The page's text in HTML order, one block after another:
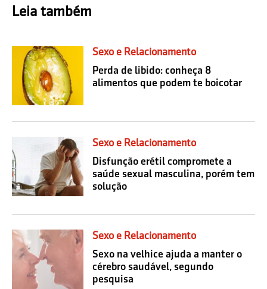
Leia também
Sexo e Relacionamento
Perda de libido: conheça 8
alimentos que podem te boicotar
Sexo e Relacionamento
Disfunção erétil compromete a
saúde sexual masculina, porém tem
solução
Sexo e Relacionamento
Sexo na velhice ajuda a manter o
cérebro saudável, segundo
pesquisa